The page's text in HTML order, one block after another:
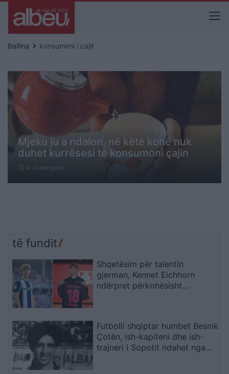
Ballina keyboard_arrow_right konsumimi i cajit
Mjeku ju a ndalon, në këtë kohë nuk
duhet kurrësesi të konsumoni çajin
schedule 4 vit me parë
të fundit
Shqetësim për talentin
gjerman, Kennet Eichhorn
ndërpret përkohësisht
Futbolli shqiptar humbet Besnik
Çotën, ish-kapiteni dhe ish-
trajneri i Sopotit ndahet nga